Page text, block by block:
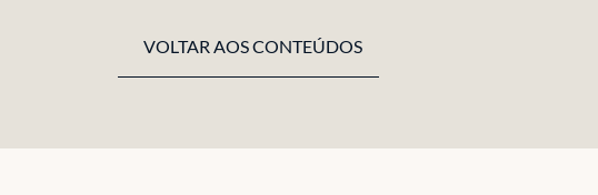
VOLTAR AOS CONTEÚDOS